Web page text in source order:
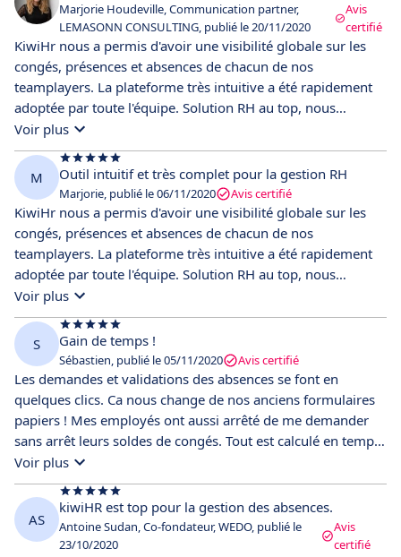
Marjorie Houdeville, Communication partner,
LEMASONN CONSULTING, publié le 20/11/2020
Avis
certifié
KiwiHr nous a permis d'avoir une visibilité globale sur les
congés, présences et absences de chacun de nos
teamplayers. La plateforme très intuitive a été rapidement
adoptée par toute l'équipe. Solution RH au top, nous
recommandons :)
Voir plus
M Outil intuitif et très complet pour la gestion RH
Marjorie, publié le 06/11/2020 Avis certifié
KiwiHr nous a permis d'avoir une visibilité globale sur les
congés, présences et absences de chacun de nos
teamplayers. La plateforme très intuitive a été rapidement
adoptée par toute l'équipe. Solution RH au top, nous
recommandons :)
Voir plus
S Gain de temps !
Sébastien, publié le 05/11/2020 Avis certifié
Les demandes et validations des absences se font en
quelques clics. Ca nous change de nos anciens formulaires
papiers ! Mes employés ont aussi arrêté de me demander
sans arrêt leurs soldes de congés. Tout est calculé en temps
réel sur leur compte. Ils peuvent aussi facilement noter
leurs heures de travail. Merci kiwi !
Voir plus
AS
kiwiHR est top pour la gestion des absences.
Antoine Sudan, Co-fondateur, WEDO, publié le
23/10/2020
Avis
certifié